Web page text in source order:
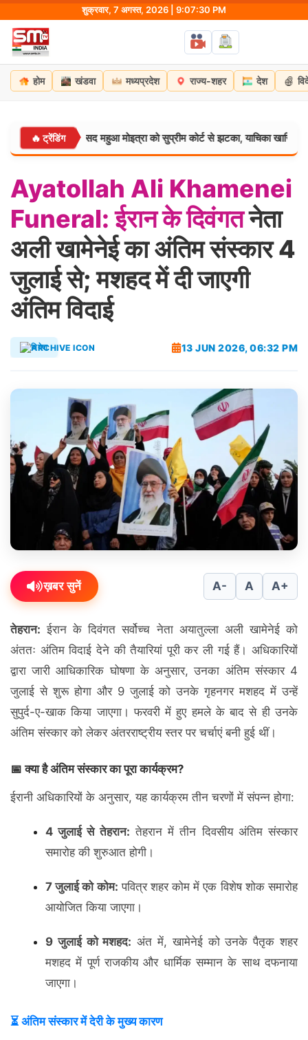
content
शुक्रवार, 7 अगस्त, 2026 | 9:07:31 PM
होम खंडवा मध्यप्रदेश राज्य-शहर देश
🔥 ट्रेंडिंग
TMC सांसद महुआ मोइत्रा को सुप्रीम कोर्ट से झटका, याचिका खारिज
Ayatollah Ali Khamenei
Funeral: ईरानकेदिवंगतनेता
अली खामेनेई का अंतिम संस्कार 4
जुलाई से; मशहद में दी जाएगी
अंतिम विदाई
विदेश 13 JUN 2026, 06:32 PM
ख़बर सुनें A- A A+
तेहरान: ईरान के दिवंगत सर्वोच्च नेता अयातुल्ला अली खामेनेई को
अंततः अंतिम विदाई देने की तैयारियां पूरी कर ली गई हैं। अधिकारियों
द्वारा जारी आधिकारिक घोषणा के अनुसार, उनका अंतिम संस्कार 4
जुलाई से शुरू होगा और 9 जुलाई को उनके गृहनगर मशहद में उन्हें
सुपुर्द-ए-खाक किया जाएगा। फरवरी में हुए हमले के बाद से ही उनके
अंतिम संस्कार को लेकर अंतरराष्ट्रीय स्तर पर चर्चाएं बनी हुई थीं।
📅 क्या है अंतिम संस्कार का पूरा कार्यक्रम?
ईरानी अधिकारियों के अनुसार, यह कार्यक्रम तीन चरणों में संपन्न होगा:
4 जुलाई से तेहरान: तेहरान में तीन दिवसीय अंतिम संस्कार
समारोह की शुरुआत होगी।
7 जुलाई को कोम: पवित्र शहर कोम में एक विशेष शोक समारोह
आयोजित किया जाएगा।
9 जुलाई को मशहद: अंत में, खामेनेई को उनके पैतृक शहर
मशहद में पूर्ण राजकीय और धार्मिक सम्मान के साथ दफनाया
जाएगा।
⏳ अंतिम संस्कार में देरी के मुख्य कारण